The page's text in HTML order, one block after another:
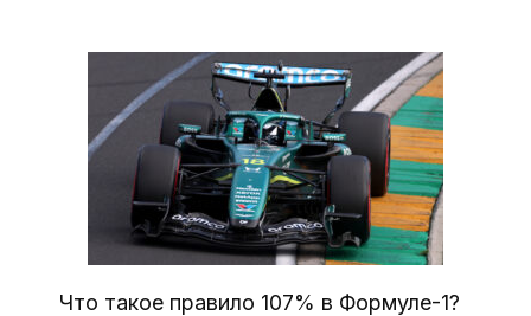
Что такое правило 107% в Формуле-1?